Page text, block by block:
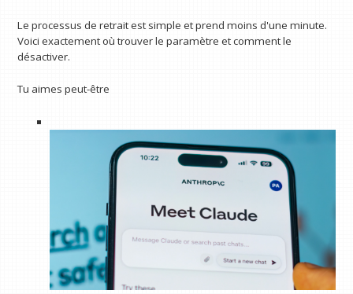
Le processus de retrait est simple et prend moins d'une minute.
Voici exactement où trouver le paramètre et comment le
désactiver.
Tu aimes peut-être